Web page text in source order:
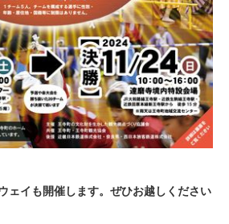
ェイも開催します。ぜひお越しください